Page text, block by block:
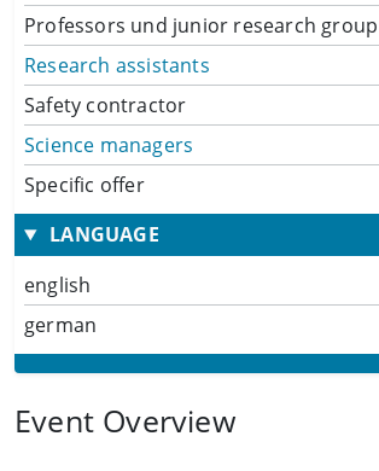
Professors und junior research
Research assistants
Safety contractor
Science managers
Specific offer
LANGUAGE
english
german
Event Overview